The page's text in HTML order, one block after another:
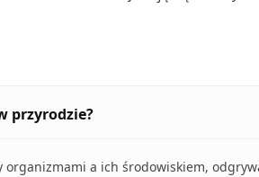
przyrodzie?
organizmami a ich środowiskiem,